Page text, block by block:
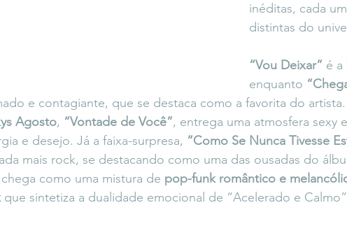
inéditas, cada
distintas do
“Vou Deixar” é a
enquanto
e contagiante, que se destaca como a favorita do
Agosto, “Vontade de Você”, entrega uma atmosfera sexy
e desejo. Já a faixa-surpresa, “Como Se Nunca Tivesse
mais rock, se destacando como uma das ousadas do
como uma mistura de pop-funk romântico e
que sintetiza a dualidade emocional de “Acelerado e